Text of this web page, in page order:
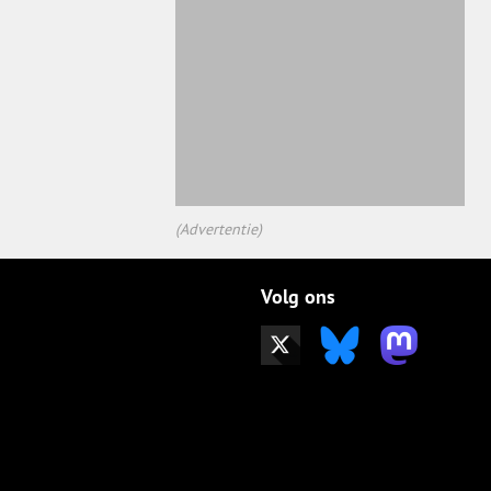
(Advertentie)
Volg ons